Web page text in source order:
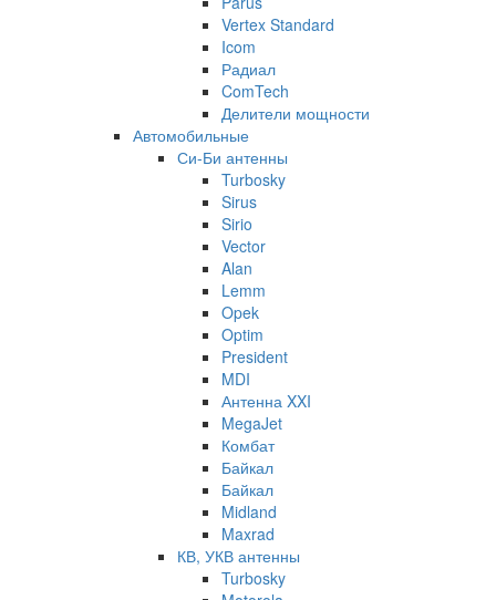
Vertex Standard
Icom
Радиал
ComTech
Делители мощности
Автомобильные
Си-Би антенны
Turbosky
Sirus
Sirio
Vector
Alan
Lemm
Opek
Optim
President
MDI
Антенна XXI
MegaJet
Комбат
Байкал
Байкал
Midland
Maxrad
КВ, УКВ антенны
Turbosky